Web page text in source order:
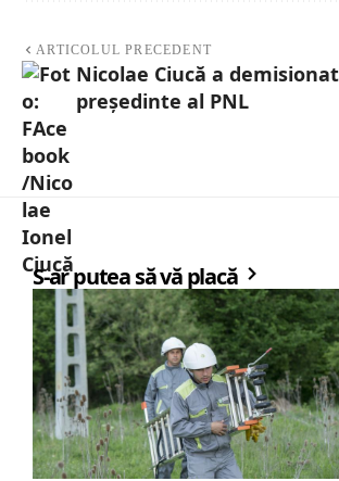
ARTICOLUL PRECEDENT
Nicolae Ciucă a
președinte al PNL
S-ar putea să vă placă